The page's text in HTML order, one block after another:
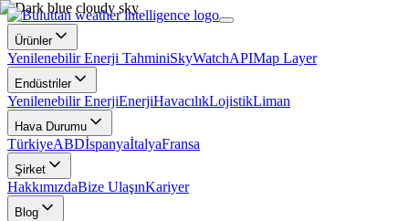
Ürünler
Yenilenebilir Enerji TahminiSkyWatchAPIMap Layer
Endüstriler
Yenilenebilir EnerjiEnerjiHavacılıkLojistikLiman
Hava Durumu
TürkiyeABDİspanyaİtalyaFransa
Şirket
HakkımızdaBize UlaşınKariyer
Blog